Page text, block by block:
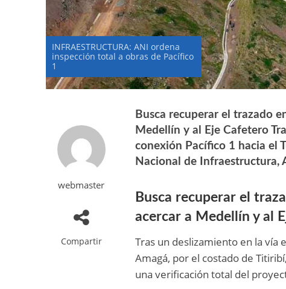
INFRAESTRUCTURA: ANI ordena
inspección total a obras de Pacífico
1
webmaster
Compartir
Busca recuperar el trazado
Medellín y al Eje Cafetero
conexión Pacífico 1 hacia el
Nacional de Infraestructura,
Busca recuperar el
acercar a Medellín y al
Tras un deslizamiento en la vía
Amagá, por el costado de
una verificación total del